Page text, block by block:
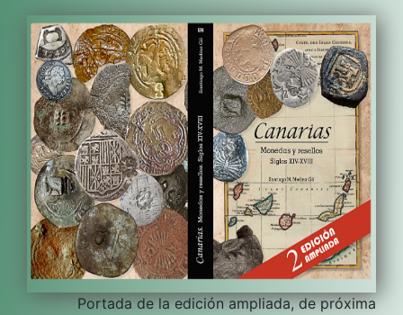
Portada de la edición ampliada, de próxima